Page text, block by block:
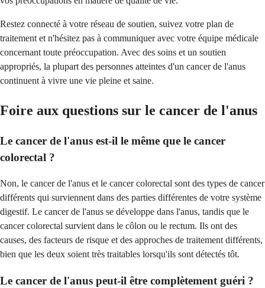
Restez connecté à votre réseau de soutien, suivez votre plan de
traitement et n'hésitez pas à communiquer avec votre équipe médicale
concernant toute préoccupation. Avec des soins et un soutien
appropriés, la plupart des personnes atteintes d'un cancer de l'anus
continuent à vivre une vie pleine et saine.
Foire aux questions sur le cancer de l'anus
Le cancer de l'anus est-il le même que le cancer
colorectal ?
Non, le cancer de l'anus et le cancer colorectal sont des types de cancer
différents qui surviennent dans des parties différentes de votre système
digestif. Le cancer de l'anus se développe dans l'anus, tandis que le
cancer colorectal survient dans le côlon ou le rectum. Ils ont des
causes, des facteurs de risque et des approches de traitement différents,
bien que les deux soient très traitables lorsqu'ils sont détectés tôt.
Le cancer de l'anus peut-il être complètement guéri ?